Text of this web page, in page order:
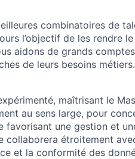
combinatoires de
l’objectif de les rendre
aidons de grands
de leurs besoins métiers.
maîtrisant le
au sens large, pour
favorisant une gestion et
collaborera étroitement
et la conformité des